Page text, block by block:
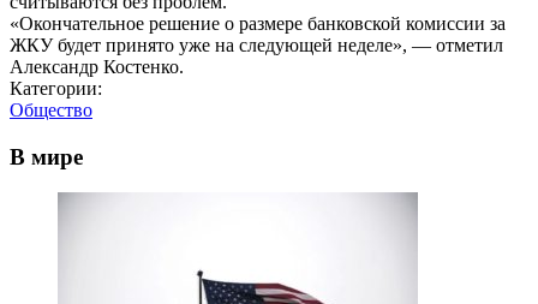
«Окончательное решение о размере банковской комиссии за
ЖКУ будет принято уже на следующей неделе», — отметил
Александр Костенко.
Категории:
Общество
В мире